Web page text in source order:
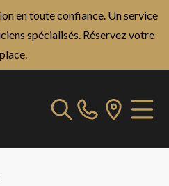
en toute confiance. Un service
spécialisés. Réservez votre
place.